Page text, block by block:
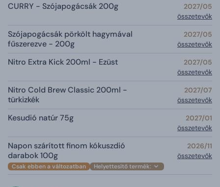
CURRY - Szójapogácsák 200g
2027/05
összetevők
Szójapogácsák pörkölt hagymával
fűszerezve - 200g
2027/05
összetevők
Nitro Extra Kick 200ml - Ezüst
2027/05
összetevők
Nitro Cold Brew Classic 200ml -
türkizkék
2027/07
összetevők
Kesudió natúr 75g
2027/01
összetevők
Napon szárított finom kókuszdió
darabok 100g
Csak ebben a változatban Helyettesítő termék:
2026/11
összetevők